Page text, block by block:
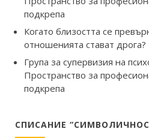
подкрепа
Когато близостта се
отношенията стават дрога?
Група за супервизия на
Пространство за
подкрепа
СПИСАНИЕ